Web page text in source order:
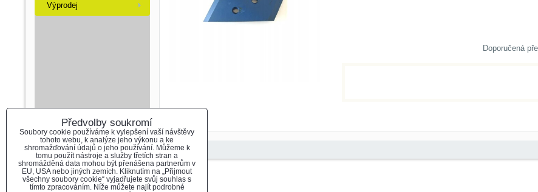
Výprodej
Předvolby soukromí Zásady ochrany soukromí
Předvolby soukromí
Soubory cookie používáme k vylepšení vaší návštěvy
tohoto webu, k analýze jeho výkonu a ke
shromažďování údajů o jeho používání. Můžeme k
tomu použít nástroje a služby třetích stran a
shromážděná data mohou být přenášena partnerům v
EU, USA nebo jiných zemích. Kliknutím na „Přijmout
všechny soubory cookie“ vyjadřujete svůj souhlas s
tímto zpracováním. Níže můžete najít podrobné